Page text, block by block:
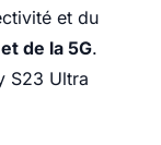
et du
de la 5G.
S23 Ultra